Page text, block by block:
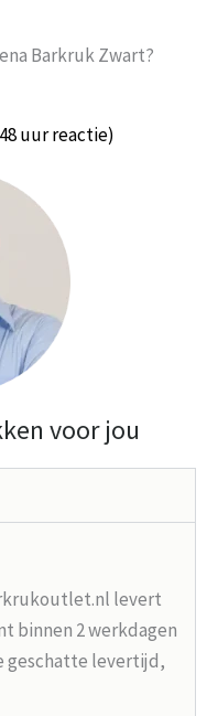
Barkruk Zwart?
uur reactie)
voor jou
levert
binnen 2 werkdagen
geschatte levertijd,